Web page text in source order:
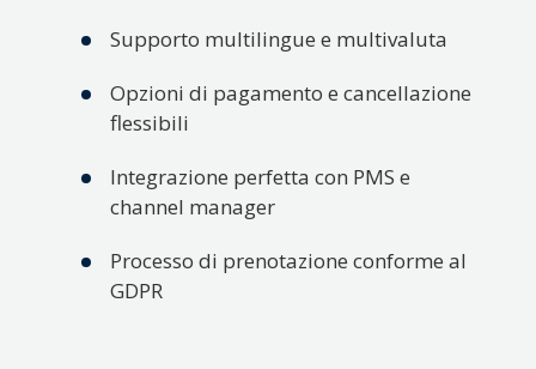
Supporto multilingue e multivaluta
Opzioni di pagamento e cancellazione
flessibili
Integrazione perfetta con PMS e
channel manager
Processo di prenotazione conforme al
GDPR